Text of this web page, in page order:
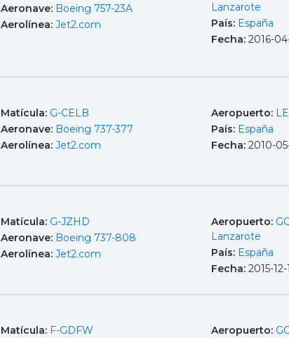
Aeronave: Boeing 757-23A
Aerolínea: Jet2.com
Lanzarote
País: España
Fecha: 2016-
Matícula: G-CELB
Aeronave: Boeing 737-377
Aerolínea: Jet2.com
Aeropuerto:
País: España
Fecha: 2010-
Matícula: G-JZHD
Aeronave: Boeing 737-808
Aerolínea: Jet2.com
Aeropuerto:
Lanzarote
País: España
Fecha: 2015-12-
Matícula: F-GDFW
Aeropuerto: